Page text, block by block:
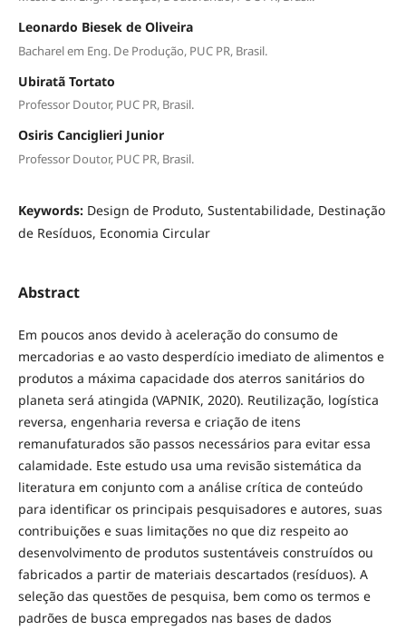
Leonardo Biesek de Oliveira
Bacharel em Eng. De Produção, PUC PR, Brasil.
Ubiratã Tortato
Professor Doutor, PUC PR, Brasil.
Osiris Canciglieri Junior
Professor Doutor, PUC PR, Brasil.
Keywords: Design de Produto, Sustentabilidade, Destinação
de Resíduos, Economia Circular
Abstract
Em poucos anos devido à aceleração do consumo de
mercadorias e ao vasto desperdício imediato de alimentos e
produtos a máxima capacidade dos aterros sanitários do
planeta será atingida (VAPNIK, 2020). Reutilização, logística
reversa, engenharia reversa e criação de itens
remanufaturados são passos necessários para evitar essa
calamidade. Este estudo usa uma revisão sistemática da
literatura em conjunto com a análise crítica de conteúdo
para identificar os principais pesquisadores e autores, suas
contribuições e suas limitações no que diz respeito ao
desenvolvimento de produtos sustentáveis construídos ou
fabricados a partir de materiais descartados (resíduos). A
seleção das questões de pesquisa, bem como os termos e
padrões de busca empregados nas bases de dados